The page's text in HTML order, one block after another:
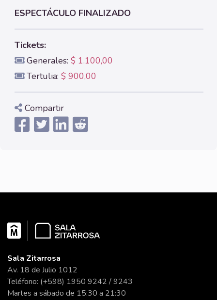
ESPECTÁCULO FINALIZADO
Tickets:
Generales: $ 1.100,00
Tertulia: $ 900,00
Compartir
Sala Zitarrosa
Av. 18 de Julio 1012
Teléfono: (+598) 1950 9242 / 9243
Martes a sábado de 15:30 a 21:30